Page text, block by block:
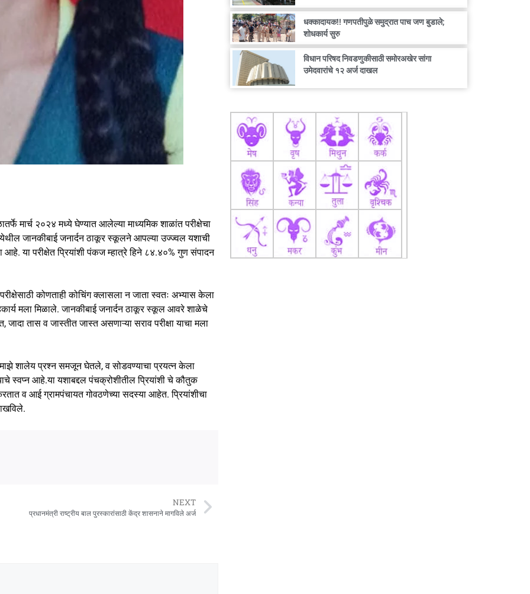
मार्च २०२४ मध्ये घेण्यात आलेल्या माध्यमिक शाळांत परीक्षेचा
जानकीबाई जनार्दन ठाकूर स्कूलने आपल्या उज्ज्वल यशाची
या परीक्षेत प्रियांशी पंकज म्हात्रे हिने ८४.४०% गुण संपादन
कोणताही कोचिंग क्लासला न जाता स्वतः अभ्यास केला
मला मिळाले. जानकीबाई जनार्दन ठाकूर स्कूल आवरे शाळेचे
तास व जास्तीत जास्त असणाऱ्या सराव परीक्षा याचा मला
शालेय प्रश्न समजून घेतले, व सोडवण्याचा प्रयत्न केला
स्वप्न आहे.या यशाबद्दल पंचक्रोशीतील प्रियांशी चे कौतुक
व आई ग्रामपंचायत गोवठणेच्या सदस्या आहेत. प्रियांशीचा
NEXT
प्रधानमंत्री राष्ट्रीय बाल पुरस्कारांसाठी केंद्र शासनाने मागविले अर्ज
धक्कादायक!! गणपतीपुळे समुद्रात पाच जण बुडाले;
शोधकार्य सुरु
विधान परिषद निवडणुकीसाठी समोरअखेर सांगा
उमेदवारांचे १२ अर्ज दाखल